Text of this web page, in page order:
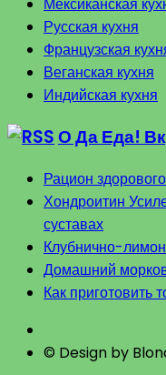
Мексиканская
Русская кухня
Французская
Веганская кухня
Индийская кухня
О Да Еда!
Рацион
Хондроитин
суставах
Клубнично-
Домашний
Как приготовить
© Design by